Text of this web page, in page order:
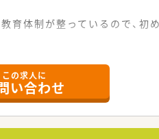
育体制が整っているので、初
の生活スタイルに合わせた通
需しており、落ち着いて業
りと貢献できる体制が整っ
この求人に
い合わせ